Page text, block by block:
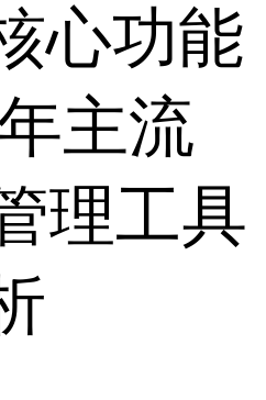
心功能
主流
理工具